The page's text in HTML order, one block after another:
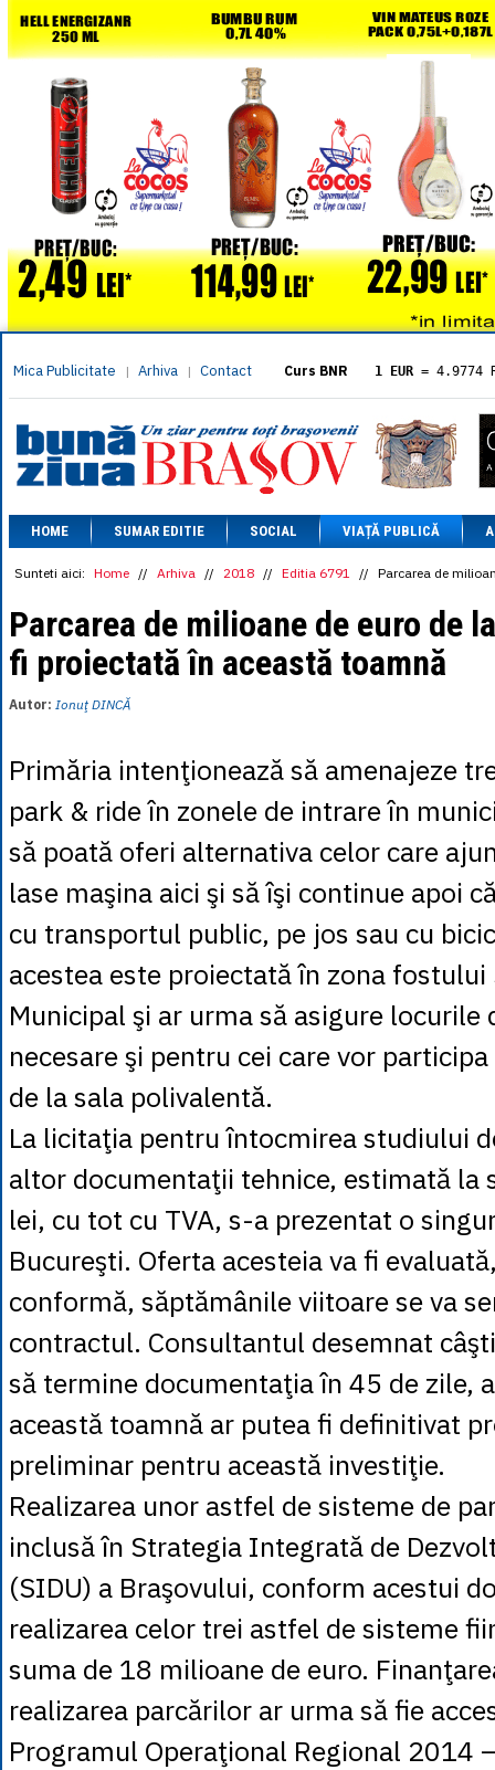
Mica Publicitate | Arhiva | Contact Curs BNR 1 EUR = 4.9774
= 5.8304
1 XAU= 464.4611
1 AED= 1.1933
1 AUD= 2.7957
1 BGN= 2.5449
1 CAD= 3.1559
1 CHF= 5.2813
1 CNY= 0.6015
= 0.6668
1 EGP= 0.0860
= 1.2223
1 INR
= 0.0513
1 NOK= 0.4191
1 NZD
1 PLN
= 1.1646
1 RUB = 0.0530
= 0.4526
1 TRY= 0.1141
= 0.1048
1 XDR= 5.9383
1 ZAR= 0.2318
HOME SUMAR EDITIE SOCIAL VIAȚĂ PUBLICĂ
Sunteti aici: Home // Arhiva // 2018 // Editia 6791 // Parcarea de
Parcarea de milioane de euro de
fi proiectată în această toamnă
Autor: Ionuţ DINCĂ
Primăria intenţionează să amenajeze
park & ride în zonele de intrare în
să poată oferi alternativa celor care
lase maşina aici şi să îşi continue apoi
cu transportul public, pe jos sau cu
acestea este proiectată în zona fostului
Municipal şi ar urma să asigure locurile
necesare şi pentru cei care vor
de la sala polivalentă.
La licitaţia pentru întocmirea studiului
altor documentaţii tehnice, estimată la
lei, cu tot cu TVA, s-a prezentat o
Bucureşti. Oferta acesteia va fi
conformă, săptămânile viitoare se va
contractul. Consultantul desemnat
să termine documentaţia în 45 de zile,
această toamnă ar putea fi definitivat
preliminar pentru această investiţie.
Realizarea unor astfel de sisteme de
inclusă în Strategia Integrată de
(SIDU) a Braşovului, conform acestui
realizarea celor trei astfel de sisteme
suma de 18 milioane de euro.
realizarea parcărilor ar urma să fie
Programul Operaţional Regional 2014